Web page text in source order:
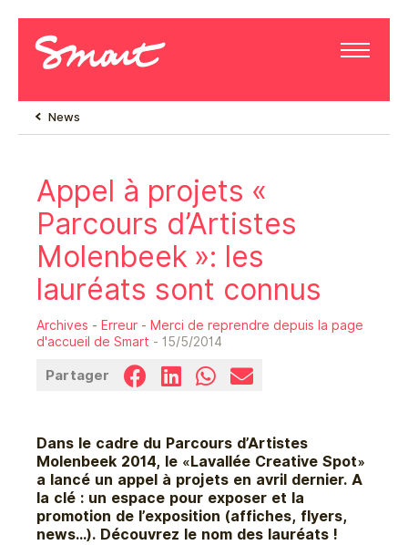
News
Appel à projets «
Parcours d’Artistes
Molenbeek »: les
lauréats sont connus
Archives - Erreur - Merci de reprendre depuis la page
d'accueil de Smart - 15/5/2014
Partager
Dans le cadre du Parcours d’Artistes
Molenbeek 2014, le «Lavallée Creative Spot»
a lancé un appel à projets en avril dernier. A
la clé : un espace pour exposer et la
promotion de l’exposition (affiches, flyers,
news…). Découvrez le nom des lauréats !